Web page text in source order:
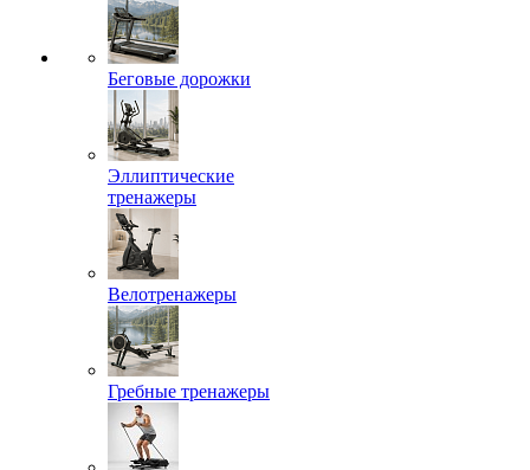
Беговые дорожки
Эллиптические
тренажеры
Велотренажеры
Гребные тренажеры